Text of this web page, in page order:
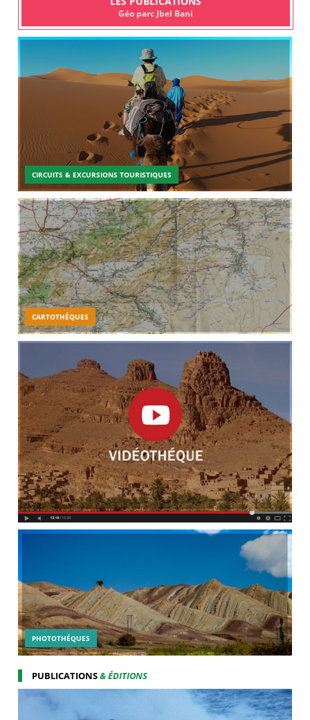
Géo parc Jbel Bani
CIRCUITS & EXCURSIONS TOURISTIQUES
CARTOTHÉQUES
PHOTOTHÉQUES
PUBLICATIONS& ÉDITIONS